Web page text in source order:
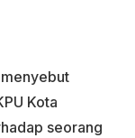
Kota
seorang